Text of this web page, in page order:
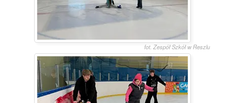
fot. Zespół Szkół w Reszlu